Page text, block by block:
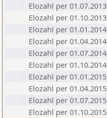
Elozahl per 01.07.2013
Elozahl per 01.10.2013
Elozahl per 01.01.2014
Elozahl per 01.04.2014
Elozahl per 01.07.2014
Elozahl per 01.10.2014
Elozahl per 01.01.2015
Elozahl per 01.04.2015
Elozahl per 01.07.2015
Elozahl per 01.10.2015